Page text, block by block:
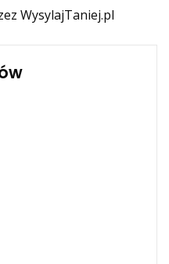
WysylajTaniej.pl